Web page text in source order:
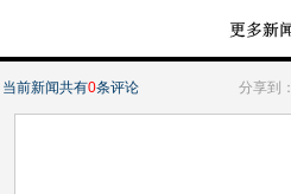
当前新闻共有0条评论 分享到：